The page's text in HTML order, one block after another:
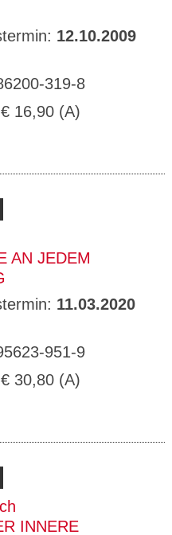
12.10.2009
319-8
€ 16,90 (A)
AN JEDEM
11.03.2020
951-9
€ 30,80 (A)
INNERE